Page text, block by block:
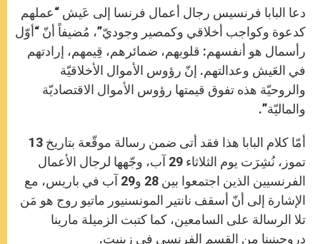
p
g
e
r
k
r
دعا البابا فرنسيس رجال أعمال فرنسا إلى عَيش “عملهم
كدعوة وكواجب أخلاقي وكمصير وجوديّ”، مُضيفاً أنّ “أوّل
رأسمال هو أنفسهم: قلوبهم، ضمائرهم، قِيمهم، إرادتهم
في العَيش وعدالتهم. إنّ رؤوس الأموال الأخلاقيّة
والروحيّة هذه تفوق قيمتها رؤوس الأموال الاقتصاديّة
والماليّة”.
أمّا كلام البابا هذا فقد أتى ضمن رسالة موقّعة بتاريخ 13
تموز، نُشِرَت يوم الثلاثاء 29 آب، وجّهها لرجال الأعمال
الفرنسيين الذين اجتمعوا بين 28 و29 آب في باريس، مع
الإشارة إلى أنّ أسقف نانتير المونسنيور ماتيو روج هو مَن
تلا الرسالة على السامعين، كما كتبت الزميلة مارينا
دروجينينا من القسم الفرنسي في زينيت.